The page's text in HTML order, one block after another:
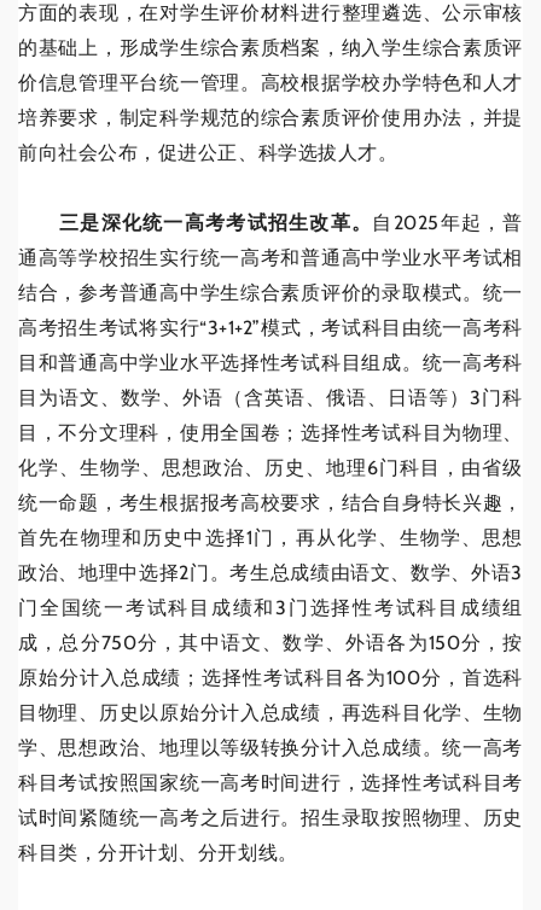
方面的表现，在对学生评价材料进行整理遴选、公示审核
的基础上，形成学生综合素质档案，纳入学生综合素质评
价信息管理平台统一管理。高校根据学校办学特色和人才
培养要求，制定科学规范的综合素质评价使用办法，并提
前向社会公布，促进公正、科学选拔人才。
三是深化统一高考考试招生改革。 自2025年起，普
通高等学校招生实行统一高考和普通高中学业水平考试相
结合，参考普通高中学生综合素质评价的录取模式。统一
高考招生考试将实行“3+1+2”模式，考试科目由统一高考科
目和普通高中学业水平选择性考试科目组成。统一高考科
目为语文、数学、外语（含英语、俄语、日语等）3门科
目，不分文理科，使用全国卷；选择性考试科目为物理、
化学、生物学、思想政治、历史、地理6门科目，由省级
统一命题，考生根据报考高校要求，结合自身特长兴趣，
首先在物理和历史中选择1门，再从化学、生物学、思想
政治、地理中选择2门。考生总成绩由语文、数学、外语3
门全国统一考试科目成绩和3门选择性考试科目成绩组
成，总分750分，其中语文、数学、外语各为150分，按
原始分计入总成绩；选择性考试科目各为100分，首选科
目物理、历史以原始分计入总成绩，再选科目化学、生物
学、思想政治、地理以等级转换分计入总成绩。统一高考
科目考试按照国家统一高考时间进行，选择性考试科目考
试时间紧随统一高考之后进行。招生录取按照物理、历史
科目类，分开计划、分开划线。